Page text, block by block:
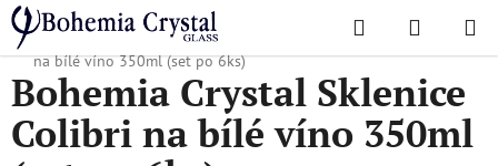
Přejít
na
obsah
Hledat
KOŠÍK
Domů
/ Oblíbené kolekce / Colibri
Bohemia Crystal Sklenice Colibri
na bílé víno 350ml (set po 6ks)
Bohemia Crystal Sklenice
Colibri na bílé víno 350ml